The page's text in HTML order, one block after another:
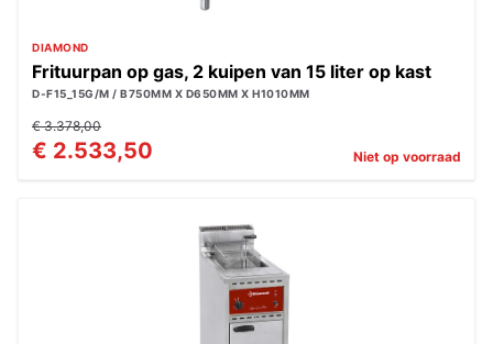
DIAMOND
Frituurpan op gas, 2 kuipen van 15 liter op kast
D-F15_15G/M / B750MM X D650MM X H1010MM
€ 3.378,00
€ 2.533,50 Niet op voorraad